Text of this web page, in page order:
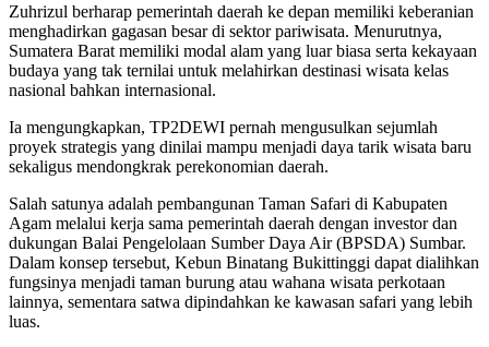
Zuhrizul berharap pemerintah daerah ke depan memiliki keberanian
menghadirkan gagasan besar di sektor pariwisata. Menurutnya,
Sumatera Barat memiliki modal alam yang luar biasa serta kekayaan
budaya yang tak ternilai untuk melahirkan destinasi wisata kelas
nasional bahkan internasional.
Ia mengungkapkan, TP2DEWI pernah mengusulkan sejumlah
proyek strategis yang dinilai mampu menjadi daya tarik wisata baru
sekaligus mendongkrak perekonomian daerah.
Salah satunya adalah pembangunan Taman Safari di Kabupaten
Agam melalui kerja sama pemerintah daerah dengan investor dan
dukungan Balai Pengelolaan Sumber Daya Air (BPSDA) Sumbar.
Dalam konsep tersebut, Kebun Binatang Bukittinggi dapat dialihkan
fungsinya menjadi taman burung atau wahana wisata perkotaan
lainnya, sementara satwa dipindahkan ke kawasan safari yang lebih
luas.